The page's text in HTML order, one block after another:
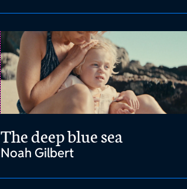
The deep blue sea
Noah Gilbert